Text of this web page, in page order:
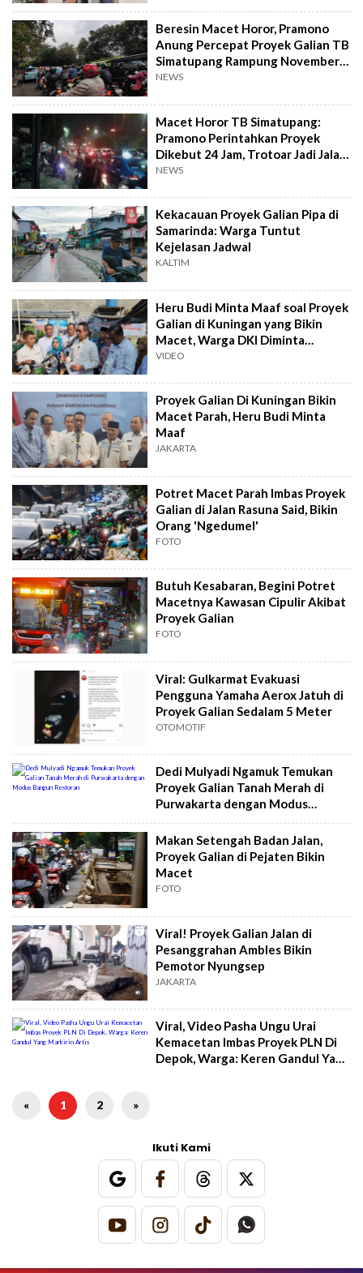
Beresin Macet Horor, Pramono
Anung Percepat Proyek Galian TB
Simatupang Rampung November
2025
NEWS
Macet Horor TB Simatupang:
Pramono Perintahkan Proyek
Dikebut 24 Jam, Trotoar Jadi Jalan
Darurat
NEWS
Kekacauan Proyek Galian Pipa di
Samarinda: Warga Tuntut
Kejelasan Jadwal
KALTIM
Heru Budi Minta Maaf soal Proyek
Galian di Kuningan yang Bikin
Macet, Warga DKI Diminta
Maklum
VIDEO
Proyek Galian Di Kuningan Bikin
Macet Parah, Heru Budi Minta
Maaf
JAKARTA
Potret Macet Parah Imbas Proyek
Galian di Jalan Rasuna Said, Bikin
Orang 'Ngedumel'
FOTO
Butuh Kesabaran, Begini Potret
Macetnya Kawasan Cipulir Akibat
Proyek Galian
FOTO
Viral: Gulkarmat Evakuasi
Pengguna Yamaha Aerox Jatuh di
Proyek Galian Sedalam 5 Meter
OTOMOTIF
Dedi Mulyadi Ngamuk Temukan
Proyek Galian Tanah Merah di
Purwakarta dengan Modus
Bangun Restoran
Makan Setengah Badan Jalan,
Proyek Galian di Pejaten Bikin
Macet
FOTO
Viral! Proyek Galian Jalan di
Pesanggrahan Ambles Bikin
Pemotor Nyungsep
JAKARTA
Viral, Video Pasha Ungu Urai
Kemacetan Imbas Proyek PLN Di
Depok, Warga: Keren Gandul Yang
« 1 2 »
Ikuti Kami